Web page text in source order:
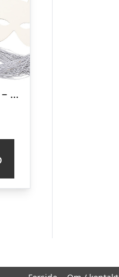
Mal Selv Masker – Dyr – Hvid – 100 Stk